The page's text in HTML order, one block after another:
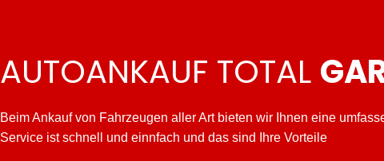
AUTOANKAUF TOTAL
Beim Ankauf von Fahrzeugen aller Art bieten wir Ihnen eine
Service ist schnell und einnfach und das sind Ihre Vorteile